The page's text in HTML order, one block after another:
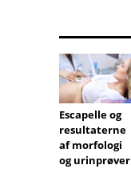
Escapelle og
resultaterne
af morfologi
og urinprøver